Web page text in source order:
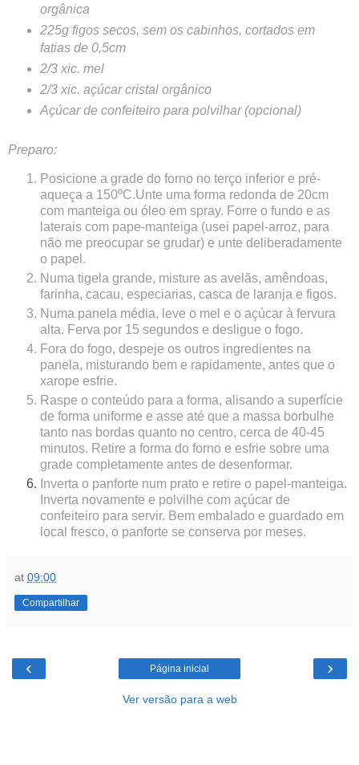
orgânica
225g figos secos, sem os cabinhos, cortados em
fatias de 0,5cm
2/3 xic. mel
2/3 xic. açúcar cristal orgânico
Açúcar de confeiteiro para polvilhar (opcional)
Preparo:
Posicione a grade do forno no terço inferior e pré-
aqueça a 150ºC.Unte uma forma redonda de 20cm
com manteiga ou óleo em spray. Forre o fundo e as
laterais com pape-manteiga (usei papel-arroz, para
não me preocupar se grudar) e unte deliberadamente
o papel.
Numa tigela grande, misture as avelãs, amêndoas,
farinha, cacau, especiarias, casca de laranja e figos.
Numa panela média, leve o mel e o açúcar à fervura
alta. Ferva por 15 segundos e desligue o fogo.
Fora do fogo, despeje os outros ingredientes na
panela, misturando bem e rapidamente, antes que o
xarope esfrie.
Raspe o conteúdo para a forma, alisando a superfície
de forma uniforme e asse até que a massa borbulhe
tanto nas bordas quanto no centro, cerca de 40-45
minutos. Retire a forma do forno e esfrie sobre uma
grade completamente antes de desenformar.
Inverta o panforte num prato e retire o papel-manteiga.
Inverta novamente e polvilhe com açúcar de
confeiteiro para servir. Bem embalado e guardado em
local fresco, o panforte se conserva por meses.
at 09:00
Compartilhar
‹ ›
Página inicial
Ver versão para a web